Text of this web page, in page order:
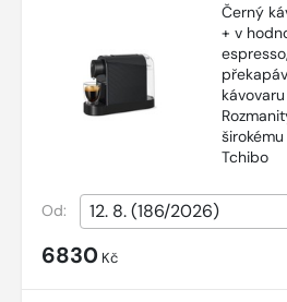
Černý
+ v
Tchibo
Od:
6830 Kč